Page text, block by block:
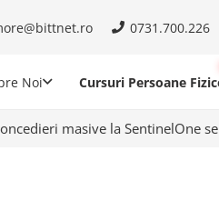
0731.700.226
Noi Cursuri Persoane
masive la SentinelOne